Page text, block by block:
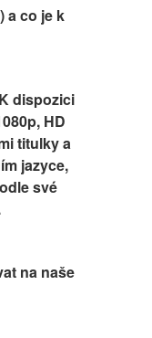
a co je k
dispozici
HD
titulky a
jazyce,
své
na naše